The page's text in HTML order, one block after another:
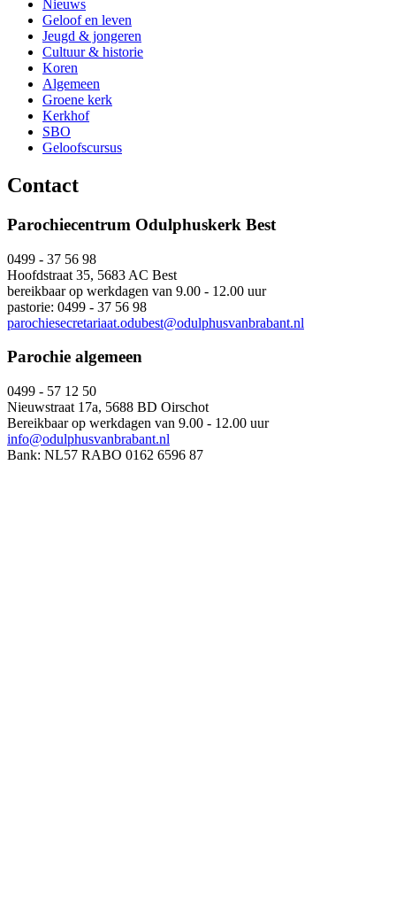
Nieuws
Geloof en leven
Jeugd & jongeren
Cultuur & historie
Koren
Algemeen
Groene kerk
Kerkhof
SBO
Geloofscursus
Contact
Parochiecentrum Odulphuskerk Best
0499 - 37 56 98
Hoofdstraat 35, 5683 AC Best
bereikbaar op werkdagen van 9.00 - 12.00 uur
pastorie: 0499 - 37 56 98
parochiesecretariaat.odubest@odulphusvanbrabant.nl
Parochie algemeen
0499 - 57 12 50
Nieuwstraat 17a, 5688 BD Oirschot
Bereikbaar op werkdagen van 9.00 - 12.00 uur
info@odulphusvanbrabant.nl
Bank: NL57 RABO 0162 6596 87